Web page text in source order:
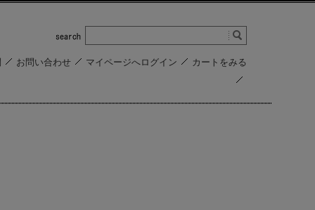
お問い合わせ マイページへログイン カートをみる